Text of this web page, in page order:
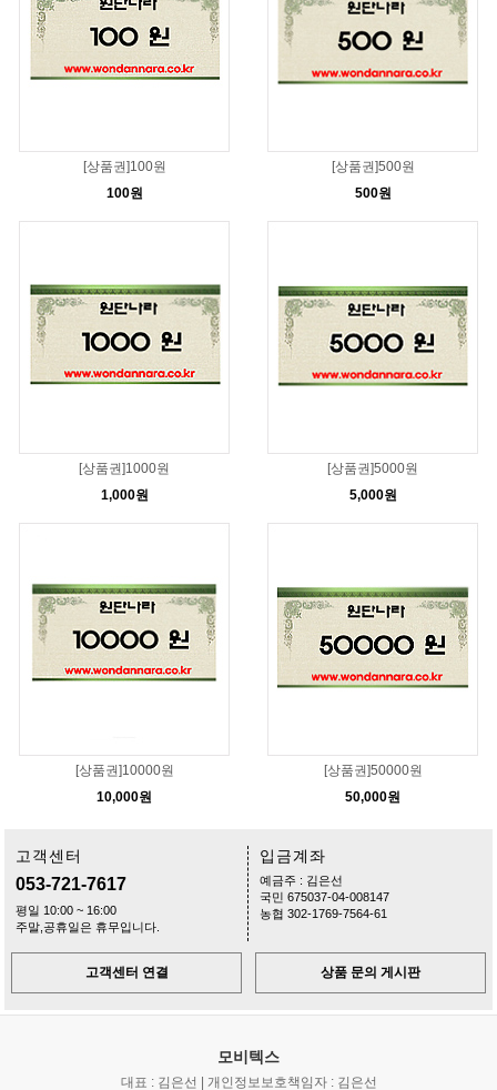
[상품권]100원
100원
[상품권]500원
500원
[상품권]1000원
1,000원
[상품권]5000원
5,000원
[상품권]10000원
10,000원
[상품권]50000원
50,000원
고객센터
053-721-7617
평일 10:00 ~ 16:00
주말,공휴일은 휴무입니다.
입금계좌
예금주 : 김은선
국민 675037-04-008147
농협 302-1769-7564-61
고객센터 연결 상품 문의 게시판
모비텍스
대표 : 김은선 | 개인정보보호책임자 : 김은선